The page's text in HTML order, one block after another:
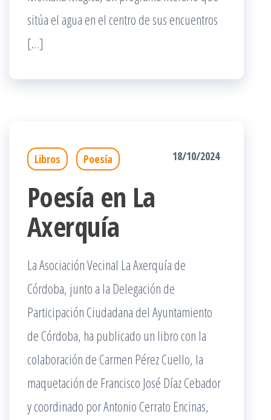
sitúa el agua en el centro de sus encuentros
[…]
Libros Poesía 18/10/2024
Poesía en La
Axerquía
La Asociación Vecinal La Axerquía de
Córdoba, junto a la Delegación de
Participación Ciudadana del Ayuntamiento
de Córdoba, ha publicado un libro con la
colaboración de Carmen Pérez Cuello, la
maquetación de Francisco José Díaz Cebador
y coordinado por Antonio Cerrato Encinas,